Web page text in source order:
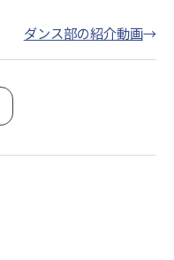
ダンス部の紹介動画→